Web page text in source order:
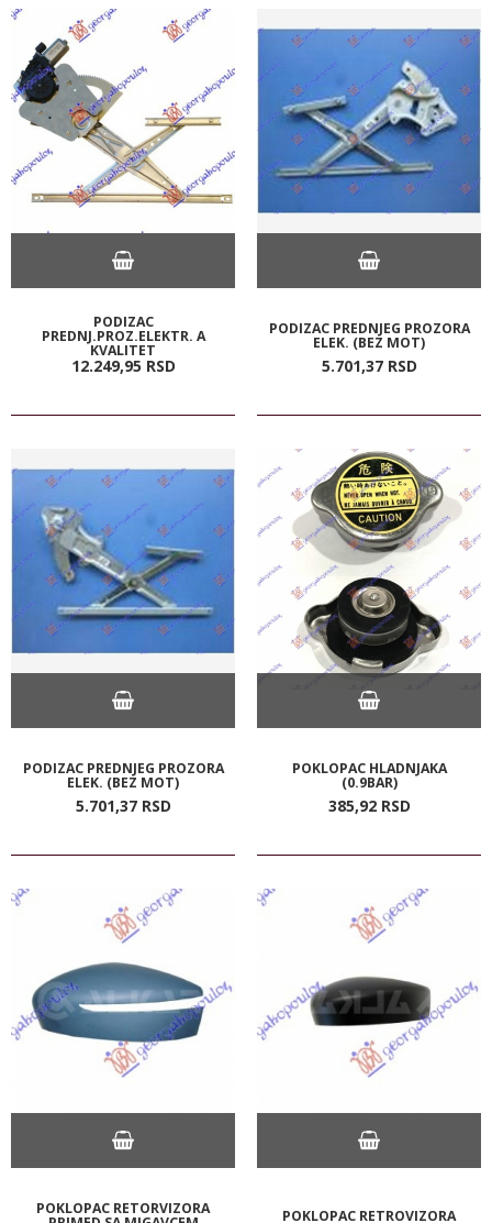
PODIZAC
PREDNJ.PROZ.ELEKTR. A
KVALITET
12.249,95 RSD
PODIZAC PREDNJEG PROZORA
ELEK. (BEZ MOT)
5.701,37 RSD
PODIZAC PREDNJEG PROZORA
ELEK. (BEZ MOT)
5.701,37 RSD
POKLOPAC HLADNJAKA
(0.9BAR)
385,92 RSD
POKLOPAC RETORVIZORA POKLOPAC RETROVIZORA